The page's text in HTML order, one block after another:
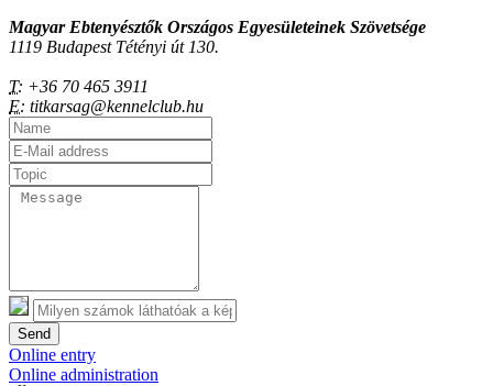
Magyar Ebtenyésztők Országos Egyesületeinek Szövetsége
1119 Budapest Tétényi út 130.
T: +36 70 465 3911
E: titkarsag@kennelclub.hu
Send
Online entry
Online administration